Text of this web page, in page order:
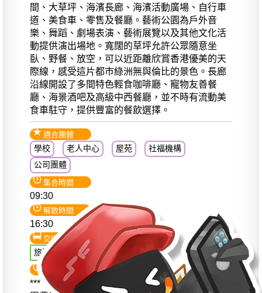
間、大草坪、海濱長廊、海濱活動廣場、自行車
道、美食車、零售及餐廳。藝術公園為戶外音
樂、舞蹈、劇場表演、藝術展覽以及其他文化活
動提供演出場地。寬闊的草坪允許公眾隨意坐
臥、野餐、放空，可以近距離欣賞香港優美的天
際線，感受這片都巿綠洲無與倫比的景色。長廊
沿線開設了多間特色輕食咖啡廳、寵物友善餐
廳、海景酒吧及高級中西餐廳，並不時有流動美
食車駐守，提供豐富的餐飲選擇。
適合團體
學校 老人中心 屋苑
社福機構
公司團體
集合時間
09:30
解散時間
16:30
交通
旅遊巴士環遊
注意事項
***【此行程不適用於星期一出發】***